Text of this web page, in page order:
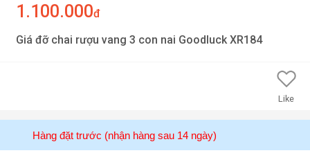
1.100.000đ
Giá đỡ chai rượu vang 3 con nai Goodluck XR184
Like
Hàng đặt trước (nhận hàng sau 14 ngày)